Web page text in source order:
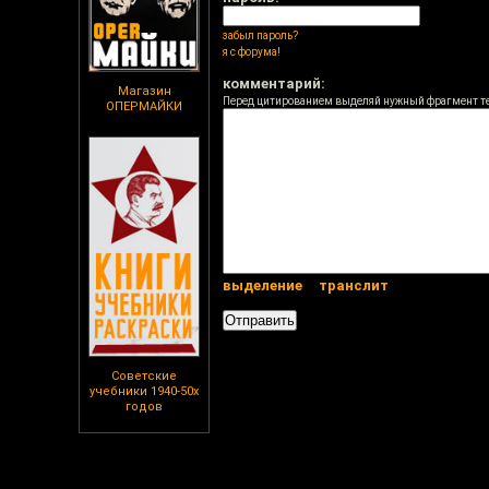
Магазин
ОПЕРМАЙКИ
Советские
учебники 1940-50х
годов
забыл пароль?
я с форума!
комментарий:
Перед цитированием выделяй нужный фрагмент
выделение транслит